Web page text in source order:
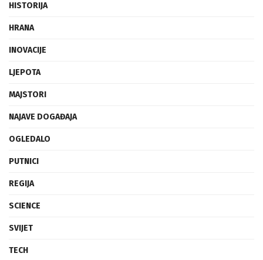
HISTORIJA
HRANA
INOVACIJE
LJEPOTA
MAJSTORI
NAJAVE DOGAĐAJA
OGLEDALO
PUTNICI
REGIJA
SCIENCE
SVIJET
TECH